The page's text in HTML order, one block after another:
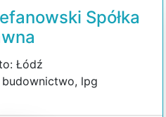
Spółka
Łódź
budownictwo, lpg